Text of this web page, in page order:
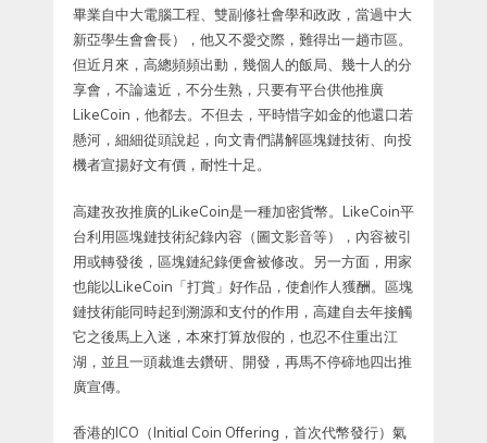
畢業自中大電腦工程、雙副修社會學和政政，當過中大
新亞學生會會長），他又不愛交際，難得出一趟市區。
但近月來，高總頻頻出動，幾個人的飯局、幾十人的分
享會，不論遠近，不分生熟，只要有平台供他推廣
LikeCoin，他都去。不但去，平時惜字如金的他還口若
懸河，細細從頭說起，向文青們講解區塊鏈技術、向投
機者宣揚好文有價，耐性十足。
高建孜孜推廣的LikeCoin是一種加密貨幣。LikeCoin平
台利用區塊鏈技術紀錄內容（圖文影音等），內容被引
用或轉發後，區塊鏈紀錄便會被修改。另一方面，用家
也能以LikeCoin「打賞」好作品，使創作人獲酬。區塊
鏈技術能同時起到溯源和支付的作用，高建自去年接觸
它之後馬上入迷，本來打算放假的，也忍不住重出江
湖，並且一頭裁進去鑽研、開發，再馬不停碲地四出推
廣宣傳。
香港的ICO（Initial Coin Offering，首次代幣發行）氣